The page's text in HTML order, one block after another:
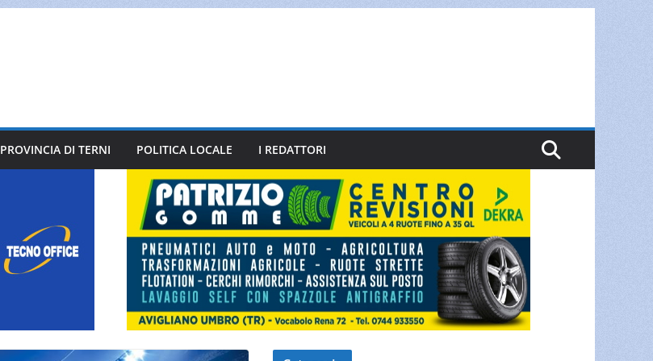
PROVINCIA DI TERNI POLITICA LOCALE I REDATTORI